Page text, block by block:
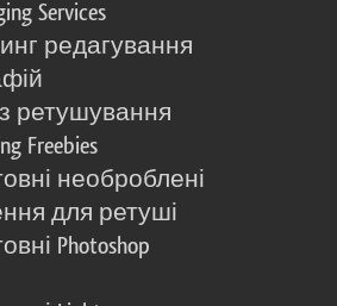
Services
редагування
ретушування
Freebies
необроблені
для ретуші
Photoshop